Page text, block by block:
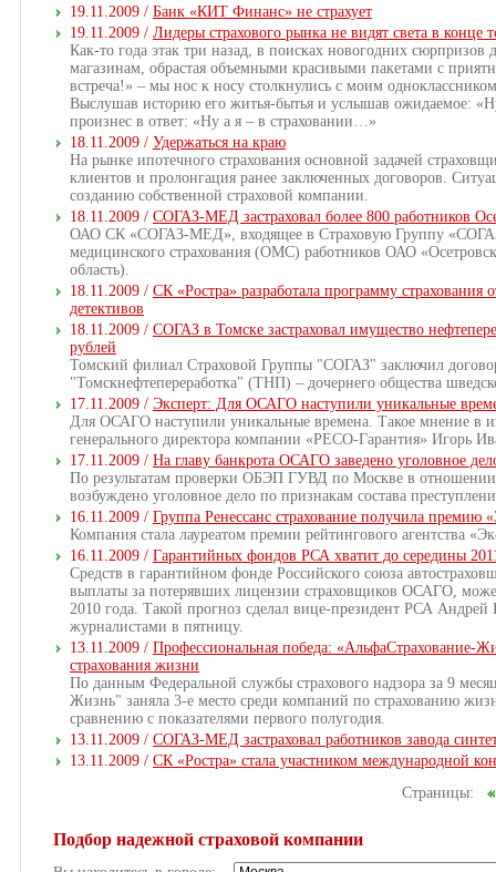
19.11.2009 / Банк «КИТ Финанс» не страхует
19.11.2009 / Лидеры страхового рынка не видят света в конце
Как-то года этак три назад, в поисках новогодних
магазинам, обрастая объемными красивыми пакетами с
встреча!» – мы нос к носу столкнулись с моим
Выслушав историю его житья-бытья и услышав ожидаемое:
произнес в ответ: «Ну а я – в страховании…»
18.11.2009 / Удержаться на краю
На рынке ипотечного страхования основной задачей
клиентов и пролонгация ранее заключенных договоров.
созданию собственной страховой компании.
18.11.2009 / СОГАЗ-МЕД застраховал более 800 работников
ОАО СК «СОГАЗ-МЕД», входящее в Страховую Группу
медицинского страхования (ОМС) работников ОАО
область).
18.11.2009 / CК «Ростра» разработала программу
детективов
18.11.2009 / СОГАЗ в Томске застраховал имущество
рублей
Томский филиал Страховой Группы "СОГАЗ" заключил
"Томскнефтепереработка" (ТНП) – дочернего общества
17.11.2009 / Эксперт: Для ОСАГО наступили уникальные
Для ОСАГО наступили уникальные времена. Такое мнение в
генерального директора компании «РЕСО-Гарантия» Игорь
17.11.2009 / На главу банкрота ОСАГО заведено уголовное
По результатам проверки ОБЭП ГУВД по Москве в отношении
возбуждено уголовное дело по признакам состава
16.11.2009 / Группа Ренессанс страхование получила премию
Компания стала лауреатом премии рейтингового агентства
16.11.2009 / Гарантийных фондов РСА хватит до середины
Средств в гарантийном фонде Российского союза
выплаты за потерявших лицензии страховщиков ОСАГО,
2010 года. Такой прогноз сделал вице-президент РСА Андрей
журналистами в пятницу.
13.11.2009 / Профессиональная победа: «АльфаСтрахование-
страхования жизни
По данным Федеральной службы страхового надзора за 9
Жизнь" заняла 3-е место среди компаний по страхованию
сравнению с показателями первого полугодия.
13.11.2009 / СОГАЗ-МЕД застраховал работников завода
13.11.2009 / CК «Ростра» стала участником международной
Страницы:
Подбор надежной страховой компании